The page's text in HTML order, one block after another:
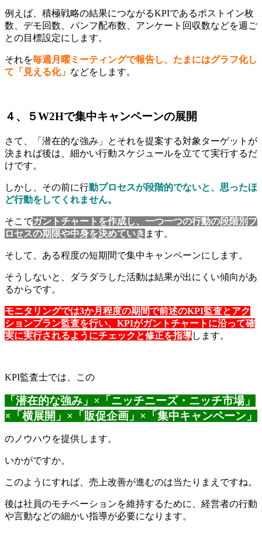
例えば、積極戦略の結果につながるKPIであるポストイン枚
数、デモ回数、パンフ配布数、アンケート回収数などを週ご
との目標設定にします。
それを毎週月曜ミーティングで報告し、たまにはグラフ化し
て「見える化」 などをします。
４、５W2Hで集中キャンペーンの展開
さて、「潜在的な強み」とそれを提案する対象ターゲットが
決まれば後は、細かい行動スケジュールを立てて実行するだ
けです。
しかし、その前に行動プロセスが段階的でないと、思ったほ
ど行動をしてくれません。
そこでガントチャートを作成し、一つ一つの行動の段階別プ
ロセスの期限や中身を決めていき ます。
そして、ある程度の短期間で集中キャンペーンにします。
そうしないと、ダラダラした活動は結果が出にくい傾向があ
るからです。
モニタリングでは3か月程度の期間で前述のKPI監査とアク
ションプラン監査を行い、KPIがガントチャートに沿って確
実に実行されるようにチェックと修正を指導します。
KPI監査士では、この
「潜在的な強み」×「ニッチニーズ・ニッチ市場」
×「横展開」×「販促企画」×「集中キャンペーン」
のノウハウを提供します。
いかがですか。
このようにすれば、売上改善が進むのは当たりまえですね。
後は社員のモチベーションを維持するために、経営者の行動
や言動などの細かい指導が必要になります。